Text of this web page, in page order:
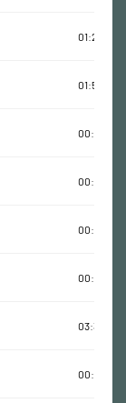
01:20:06
01:50:11
00:46:47
00:38:26
00:42:51
00:49:47
03:32:45
00:28:43